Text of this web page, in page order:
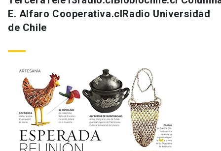
E. Alfaro Cooperativa.clRadio Universidad
de Chile